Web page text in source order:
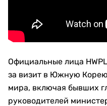
Официальные лица
за визит в Южную
мира, включая бывших
руководителей